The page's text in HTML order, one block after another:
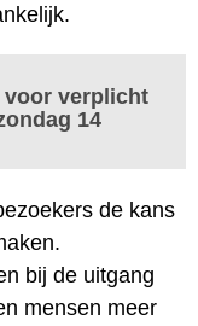
verplicht
14
de kans
bij de uitgang
mensen meer